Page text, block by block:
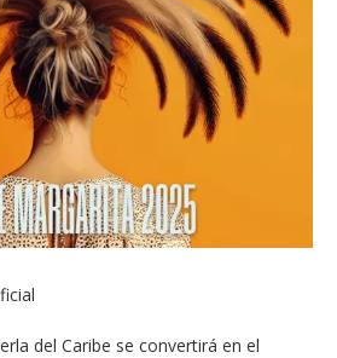
del Caribe se convertirá en el